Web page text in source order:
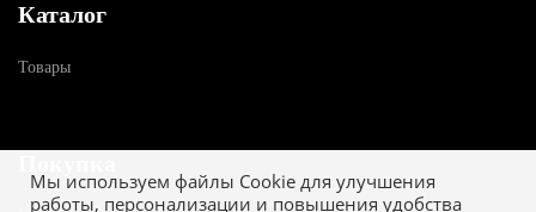
Мы используем файлы Cookie для улучшения
работы, персонализации и повышения удобства
Каталог
Товары